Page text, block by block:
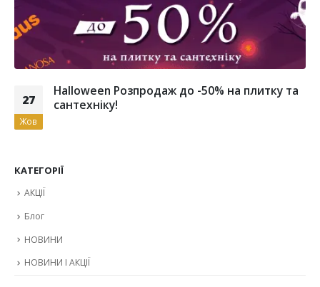
27
Жов
Halloween Розпродаж до -50% на плитку та
сантехніку!
КАТЕГОРІЇ
АКЦІЇ
Блог
НОВИНИ
НОВИНИ І АКЦІЇ